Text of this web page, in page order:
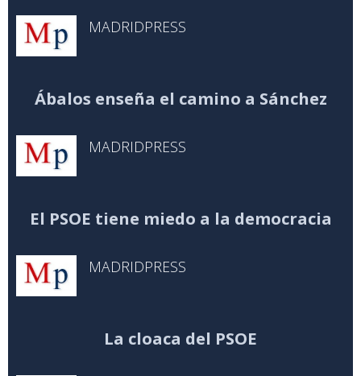
MADRIDPRESS
Ábalos enseña el camino a Sánchez
MADRIDPRESS
El PSOE tiene miedo a la democracia
MADRIDPRESS
La cloaca del PSOE